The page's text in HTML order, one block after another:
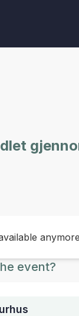
anymore
event?